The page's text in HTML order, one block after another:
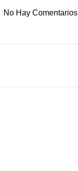
No Hay Comentarios